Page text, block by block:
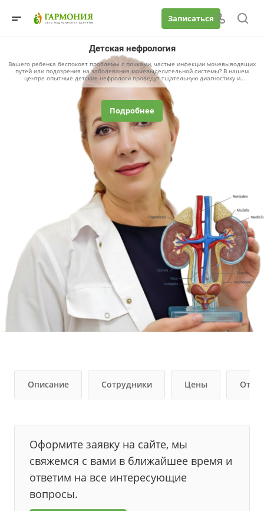
Записаться
Детская нефрология
Вашего ребенка беспокоят проблемы с почками, частые инфекции мочевыводящих
путей или подозрения на заболевания мочевыделительной системы? В нашем
центре опытные детские нефрологи проведут тщательную диагностику и
разработают индивидуальный план лечения, учитывающий особенности организма
вашего ребенка.
Подробнее
Описание Сотрудники Цены
Оформите заявку на сайте, мы
свяжемся с вами в ближайшее время и
ответим на все интересующие
вопросы.